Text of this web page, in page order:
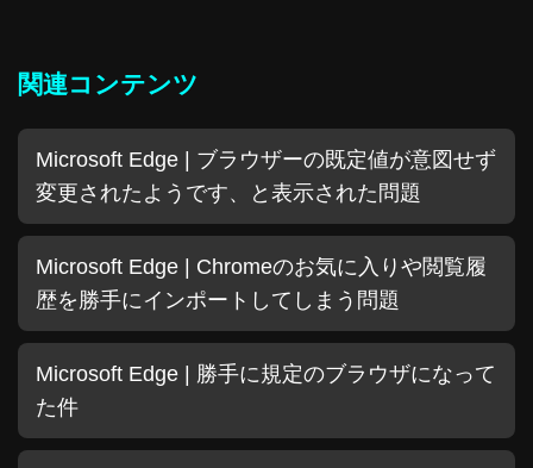
関連コンテンツ
Microsoft Edge | ブラウザーの既定値が意図せず
変更されたようです、と表示された問題
Microsoft Edge | Chromeのお気に入りや閲覧履
歴を勝手にインポートしてしまう問題
Microsoft Edge | 勝手に規定のブラウザになって
た件